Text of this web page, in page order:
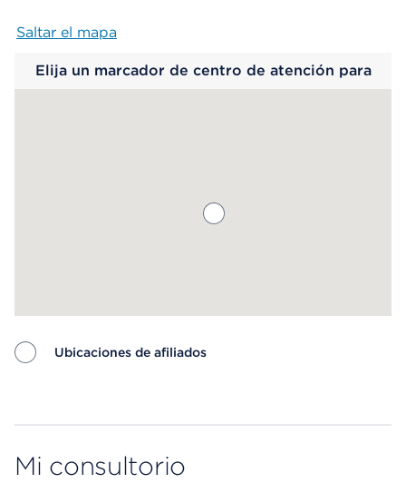
Saltar el mapa
Elija un marcador de centro de atención para
Ubicaciones de afiliados
Mi consultorio